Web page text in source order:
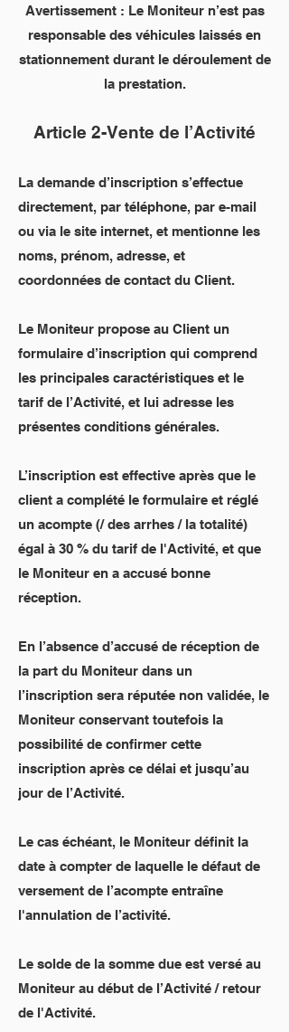
Avertissement : Le Moniteur n’est pas
responsable des véhicules laissés en
stationnement durant le déroulement de
la prestation.
Article 2-Vente de l’Activité
La demande d’inscription s’effectue
directement, par téléphone, par e-mail
ou via le site internet, et mentionne les
noms, prénom, adresse, et
coordonnées de contact du Client.
Le Moniteur propose au Client un
formulaire d’inscription qui comprend
les principales caractéristiques et le
tarif de l’Activité, et lui adresse les
présentes conditions générales.
L’inscription est effective après que le
client a complété le formulaire et réglé
un acompte (/ des arrhes / la totalité)
égal à 30 % du tarif de l'Activité, et que
le Moniteur en a accusé bonne
réception.
En l’absence d’accusé de réception de
la part du Moniteur dans un
l’inscription sera réputée non validée, le
Moniteur conservant toutefois la
possibilité de confirmer cette
inscription après ce délai et jusqu’au
jour de l’Activité.
Le cas échéant, le Moniteur définit la
date à compter de laquelle le défaut de
versement de l’acompte entraîne
l'annulation de l’activité.
Le solde de la somme due est versé au
Moniteur au début de l’Activité / retour
de l'Activité.